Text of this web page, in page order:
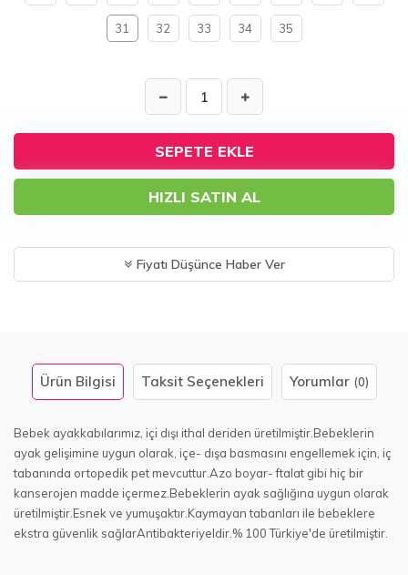
31 32 33 34 35
SEPETE EKLE
HIZLI SATIN AL
Fiyatı Düşünce Haber Ver
Ürün Bilgisi Taksit Seçenekleri Yorumlar (0)
Bebek ayakkabılarımız, içi dışı ithal deriden üretilmiştir.Bebeklerin
ayak gelişimine uygun olarak, içe- dışa basmasını engellemek için, iç
tabanında ortopedik pet mevcuttur.Azo boyar- ftalat gibi hiç bir
kanserojen madde içermez.Bebeklerin ayak sağlığına uygun olarak
üretilmiştir.Esnek ve yumuşaktır.Kaymayan tabanları ile bebeklere
ekstra güvenlik sağlarAntibakteriyeldir.% 100 Türkiye'de üretilmiştir.